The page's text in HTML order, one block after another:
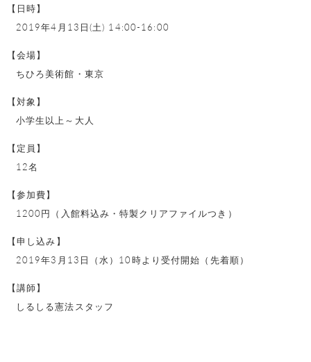
【日時】
2019年4月13日(土) 14:00-16:00
【会場】
ちひろ美術館・東京
【対象】
小学生以上～大人
【定員】
12名
【参加費】
1200円（入館料込み・特製クリアファイルつき）
【申し込み】
2019年3月13日（水）10時より受付開始（先着順）
【講師】
しるしる憲法スタッフ